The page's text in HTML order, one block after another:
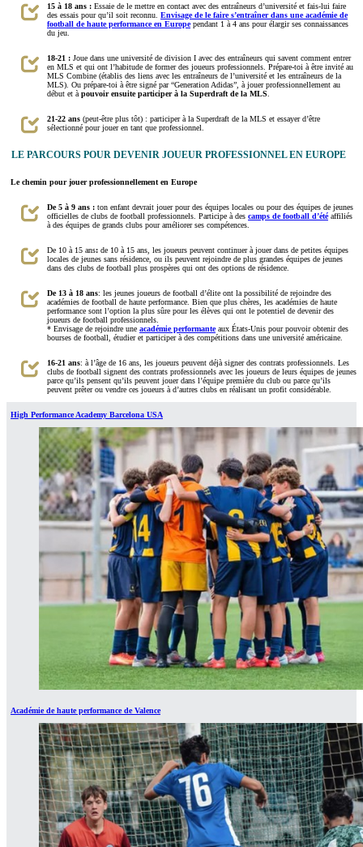
15 à 18 ans : Essaie de le mettre en contact avec des entraîneurs d’université et fais-lui faire
des essais pour qu’il soit reconnu. Envisage de le faire s’entraîner dans une académie de
football de haute performance en Europependant 1 à 4 ans pour élargir ses connaissances
du jeu.
18-21 : Joue dans une université de division I avec des entraîneurs qui savent comment entrer
en MLS et qui ont l’habitude de former des joueurs professionnels. Prépare-toi à être invité au
MLS Combine (établis des liens avec les entraîneurs de l’université et les entraîneurs de la
MLS). Ou prépare-toi à être signé par “Generation Adidas”, à jouer professionnellement au
début et à pouvoir ensuite participer à la Superdraft de la MLS
21-22 ans (peut-être plus tôt) : participer à la Superdraft de la MLS et essayer d’être
sélectionné pour jouer en tant que professionnel.
LE PARCOURS POUR DEVENIR JOUEUR PROFESSIONNEL EN EUROPE
Le chemin pour jouer professionnellement en Europe
De 5 à 9 ans : ton enfant devrait jouer pour des équipes locales ou pour des équipes de jeunes
officielles de clubs de football professionnels. Participe à des camps de football d’étéaffiliés
à des équipes de grands clubs pour améliorer ses compétences.
De 10 à 15 ans: de 10 à 15 ans, les joueurs peuvent continuer à jouer dans de petites équipes
locales de jeunes sans résidence, ou ils peuvent rejoindre de plus grandes équipes de jeunes
dans des clubs de football plus prospères qui ont des options de résidence.
De 13 à 18 ans: les jeunes joueurs de football d’élite ont la possibilité de rejoindre des
académies de football de haute performance. Bien que plus chères, les académies de haute
performance sont l’option la plus sûre pour les élèves qui ont le potentiel de devenir des
joueurs de football professionnels.
* Envisage de rejoindre une académie performanteaux États-Unis pour pouvoir obtenir des
bourses de football, étudier et participer à des compétitions dans une université américaine.
16-21 ans: à l’âge de 16 ans, les joueurs peuvent déjà signer des contrats professionnels. Les
clubs de football signent des contrats professionnels avec les joueurs de leurs équipes de jeunes
parce qu’ils pensent qu’ils peuvent jouer dans l’équipe première du club ou parce qu’ils
peuvent prêter ou vendre ces joueurs à d’autres clubs en réalisant un profit considérable.
High Performance Academy Barcelona USA
Académie de haute performance de Valence